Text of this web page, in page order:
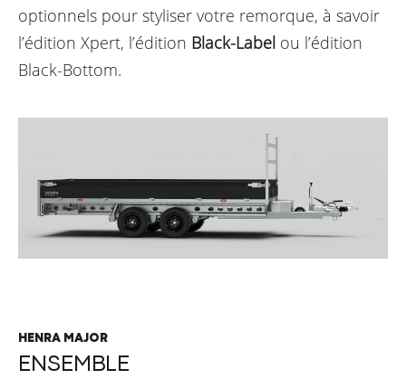
optionnels pour styliser votre remorque, à savoir
l’édition Xpert, l’édition Black-Label ou l’édition
Black-Bottom.
HENRA MAJOR
ENSEMBLE